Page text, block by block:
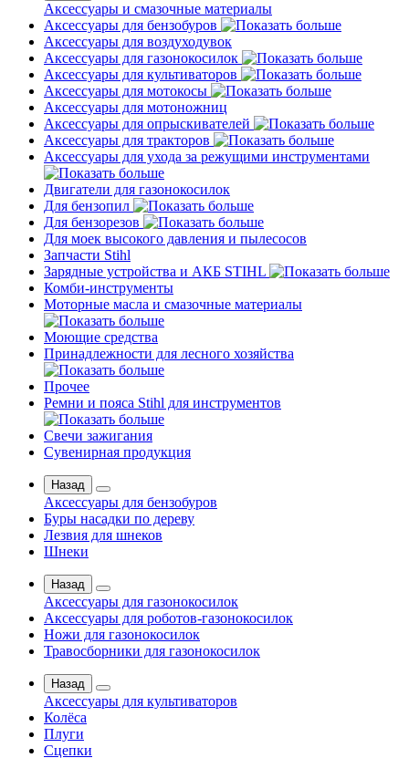
Аксессуары и смазочные материалы
Аксессуары для бензобуров
Аксессуары для воздуходувок
Аксессуары для газонокосилок
Аксессуары для культиваторов
Аксессуары для мотокосы
Аксессуары для мотоножниц
Аксессуары для опрыскивателей
Аксессуары для тракторов
Аксессуары для ухода за режущими инструментами
Двигатели для газонокосилок
Для бензопил
Для бензорезов
Для моек высокого давления и пылесосов
Запчасти Stihl
Зарядные устройства и АКБ STIHL
Комби-инструменты
Моторные масла и смазочные материалы
Моющие средства
Принадлежности для лесного хозяйства
Прочее
Ремни и пояса Stihl для инструментов
Свечи зажигания
Сувенирная продукция
Назад
Аксессуары для бензобуров
Буры насадки по дереву
Лезвия для шнеков
Шнеки
Назад
Аксессуары для газонокосилок
Аксессуары для роботов-газонокосилок
Ножи для газонокосилок
Травосборники для газонокосилок
Назад
Аксессуары для культиваторов
Колёса
Плуги
Сцепки